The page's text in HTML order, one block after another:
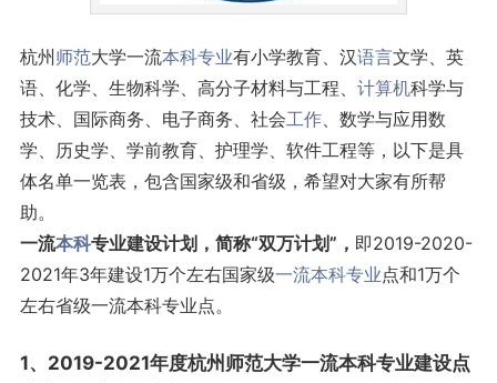
杭州 师范大学一流本科专业有小学教育、汉语言文学、英
语、化学、生物科学、高分子材料与工程、 计算机科学与
技术、国际商务、电子商务、社会工作、数学与应用数
学、历史学、学前教育、护理学、软件工程等，以下是具
体名单一览表，包含国家级和省级，希望对大家有所帮
助。
一流本科专业建设计划，简称“双万计划”， 即2019-2020-
2021年3年建设1万个左右国家级一流本科专业点和1万个
左右省级一流本科专业点。
1、2019-2021年度杭州师范大学一流本科专业建设点